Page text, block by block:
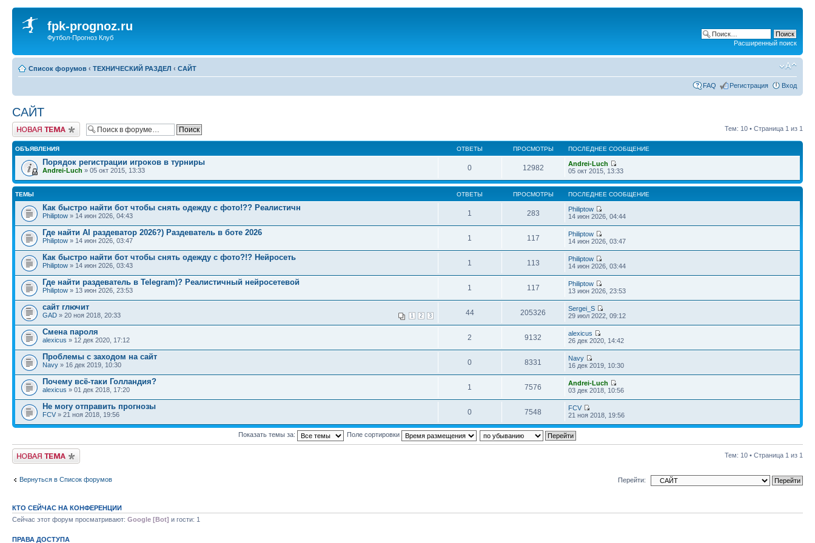
fpk-prognoz.ru
Футбол-Прогноз Клуб
Расширенный поиск
Список форумов ‹ ТЕХНИЧЕСКИЙ РАЗДЕЛ ‹ САЙТ
FAQ Регистрация Вход
САЙТ
Новая тема Тем: 10 • Страница 1 из 1
ОБЪЯВЛЕНИЯ ОТВЕТЫ ПРОСМОТРЫ ПОСЛЕДНЕЕ СООБЩЕНИЕ
Порядок регистрации игроков в турниры
Andrei-Luch » 05 окт 2015, 13:33 0 12982
Andrei-Luch
05 окт 2015, 13:33
ТЕМЫ ОТВЕТЫ ПРОСМОТРЫ ПОСЛЕДНЕЕ СООБЩЕНИЕ
Как быстро найти бот чтобы снять одежду с фото!?? Реалистичн
Philiptow » 14 июн 2026, 04:43 1 283
Philiptow
14 июн 2026, 04:44
Где найти AI раздеватор 2026?) Раздеватель в боте 2026
Philiptow » 14 июн 2026, 03:47 1 117
Philiptow
14 июн 2026, 03:47
Как быстро найти бот чтобы снять одежду с фото?!? Нейросеть
Philiptow » 14 июн 2026, 03:43 1 113
Philiptow
14 июн 2026, 03:44
Где найти раздеватель в Telegram)? Реалистичный нейросетевой
Philiptow » 13 июн 2026, 23:53 1 117
Philiptow
13 июн 2026, 23:53
сайт глючит
1 2 3
GAD » 20 ноя 2018, 20:33 44 205326
Sergei_S
29 июл 2022, 09:12
Смена пароля
alexicus » 12 дек 2020, 17:12 2 9132
alexicus
26 дек 2020, 14:42
Проблемы с заходом на сайт
Navy » 16 дек 2019, 10:30 0 8331
Navy
16 дек 2019, 10:30
Почему всё-таки Голландия?
alexicus » 01 дек 2018, 17:20 1 7576
Andrei-Luch
03 дек 2018, 10:56
Не могу отправить прогнозы
FCV » 21 ноя 2018, 19:56 0 7548
FCV
21 ноя 2018, 19:56
Показать темы за: Поле сортировки
Новая тема Тем: 10 • Страница 1 из 1
Вернуться в Список форумов Перейти:
КТО СЕЙЧАС НА КОНФЕРЕНЦИИ
Сейчас этот форум просматривают: Google [Bot] и гости: 1
ПРАВА ДОСТУПА